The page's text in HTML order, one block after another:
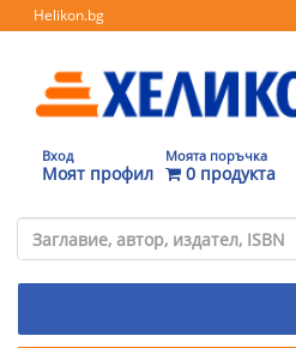
Helikon.bg
Вход
Моят профил
Моята поръчка
0 продукта